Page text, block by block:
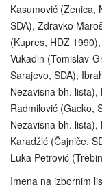
Kasumović (Zenica,
SDA), Zdravko
(Kupres, HDZ
Vukadin (Tomislav-
Sarajevo, SDA),
Nezavisna bh. lista),
Radmilović (Gacko,
Nezavisna bh.
Karadžić (Čajniče,
Luka Petrović
Imena na izbornim